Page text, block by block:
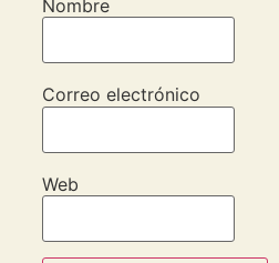
Nombre
Correo electrónico
Web